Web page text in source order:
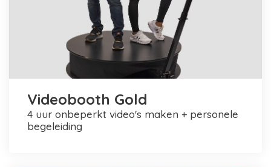
Videobooth Gold
4 uur onbeperkt video's maken + personele
begeleiding